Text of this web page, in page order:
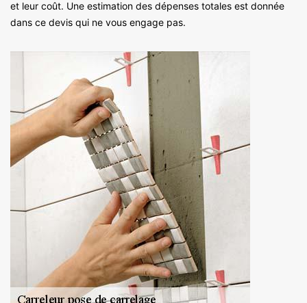
et leur coût. Une estimation des dépenses totales est donnée
dans ce devis qui ne vous engage pas.